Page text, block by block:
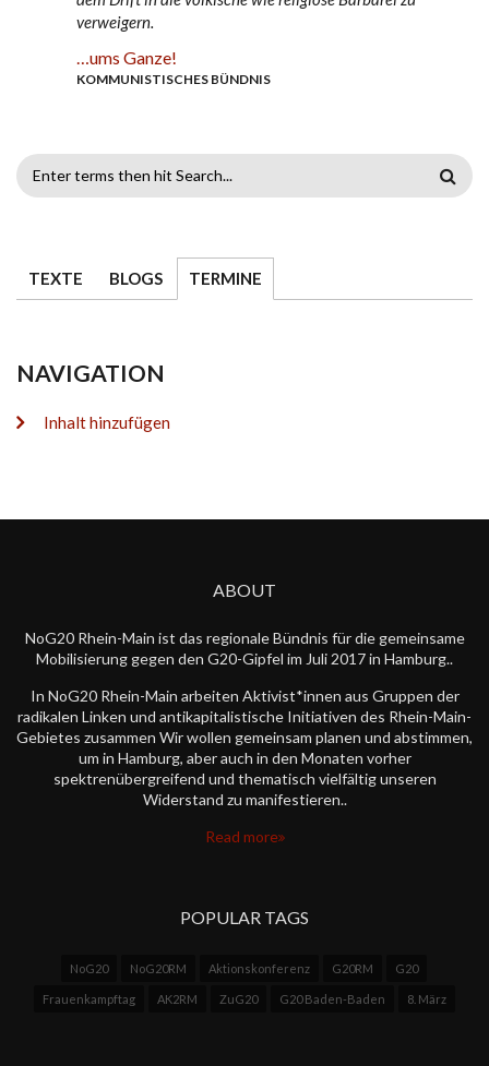
verweigern.
…ums Ganze!
KOMMUNISTISCHES BÜNDNIS
SUCHFORMULAR
TEXTE BLOGS TERMINE
NAVIGATION
Inhalt hinzufügen
ABOUT
NoG20 Rhein-Main ist das regionale Bündnis für die gemeinsame
Mobilisierung gegen den G20-Gipfel im Juli 2017 in Hamburg..
In NoG20 Rhein-Main arbeiten Aktivist*innen aus Gruppen der
radikalen Linken und antikapitalistische Initiativen des Rhein-Main-
Gebietes zusammen Wir wollen gemeinsam planen und abstimmen,
um in Hamburg, aber auch in den Monaten vorher
spektrenübergreifend und thematisch vielfältig unseren
Widerstand zu manifestieren..
Read more
POPULAR TAGS
NoG20 NoG20RM Aktionskonferenz G20RM G20
Frauenkampftag AK2RM ZuG20 G20 Baden-Baden 8. März